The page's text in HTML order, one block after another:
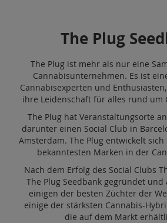
The Plug
The Plug ist mehr als nur eine
Cannabisunternehmen. Es ist
Cannabisexperten und
ihre Leidenschaft für alles rund um
The Plug hat Veranstaltungsorte
darunter einen Social Club in
Amsterdam. The Plug entwickelt
bekanntesten Marken in der
Nach dem Erfolg des Social Clubs
The Plug Seedbank gegründet
einigen der besten Züchter der
einige der stärksten Cannabis-
die auf dem Markt